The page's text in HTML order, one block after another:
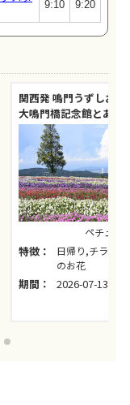
9:10 9:20
関西発 鳴門うずしお
大鳴門橋記念館とあわ
ペチュニ
特徴：
日帰り,チラシ
のお花
期間： 2026-07-13～